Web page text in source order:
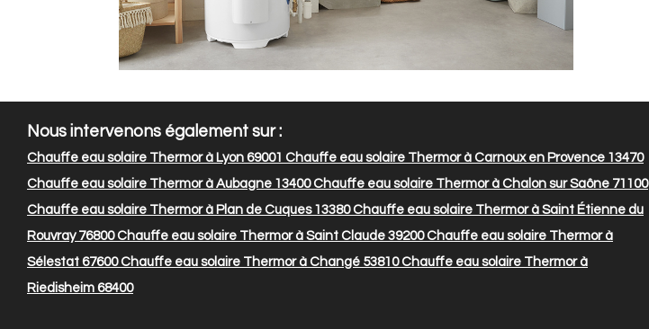
Nous intervenons également sur :
Chauffe eau solaire Thermor à Lyon 69001 Chauffe eau solaire Thermor à Carnoux en Provence 13470
Chauffe eau solaire Thermor à Aubagne 13400Chauffe eau solaire Thermor à Chalon sur Saône 71100
Chauffe eau solaire Thermor à Plan de Cuques 13380Chauffe eau solaire Thermor à Saint Étienne du
Rouvray 76800Chauffe eau solaire Thermor à Saint Claude 39200Chauffe eau solaire Thermor à
Sélestat 67600Chauffe eau solaire Thermor à Changé 53810Chauffe eau solaire Thermor à
Riedisheim 68400